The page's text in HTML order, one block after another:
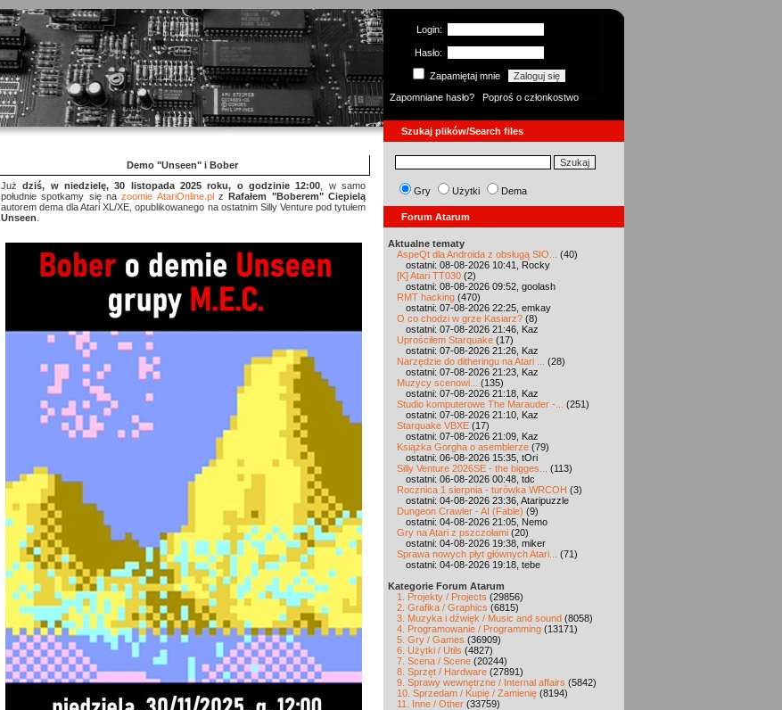
Login:
Hasło:
Zapamiętaj mnie
Zapomniane hasło?
Poproś o członkostwo
Szukaj plików/Search files
Demo "Unseen" i Bober
Jużdziś, w niedzielę, 30 listopada 2025 roku, o godzinie 12:00 , w samo
południe spotkamy się nazoomie AtariOnline.plzRafałem "Boberem" Ciepielą
autorem dema dla Atari XL/XE, opublikowanego na ostatnim Silly Venture pod tytułem
Unseen
Gry Użytki Dema
Forum Atarum
Aktualne tematy
AspeQt dla Androida z obsługą SIO...
(40)
ostatni: 08-08-2026 10:41, Rocky
[K] Atari TT030 (2)
ostatni: 08-08-2026 09:52, goolash
RMT hacking (470)
ostatni: 07-08-2026 22:25, emkay
O co chodzi w grze Kasiarz? (8)
ostatni: 07-08-2026 21:46, Kaz
Uprościłem Starquake (17)
ostatni: 07-08-2026 21:26, Kaz
Narzędzie do ditheringu na Atari ...
(28)
ostatni: 07-08-2026 21:23, Kaz
Muzycy scenowi...
(135)
ostatni: 07-08-2026 21:18, Kaz
Studio komputerowe The Marauder -...
(251)
ostatni: 07-08-2026 21:10, Kaz
Starquake VBXE (17)
ostatni: 07-08-2026 21:09, Kaz
Książka Gorgha o asemblerze (79)
ostatni: 06-08-2026 15:35, tOri
Silly Venture 2026SE - the bigges...
(113)
ostatni: 06-08-2026 00:48, tdc
Rocznica 1 sierpnia - turówka WRCOH (3)
ostatni: 04-08-2026 23:36, Ataripuzzle
Dungeon Crawler - AI (Fable) (9)
ostatni: 04-08-2026 21:05, Nemo
Gry na Atari z pszczołami (20)
ostatni: 04-08-2026 19:38, miker
Sprawa nowych płyt głównych Atari...
(71)
ostatni: 04-08-2026 19:18, tebe
Kategorie Forum Atarum
1. Projekty / Projects (29856)
2. Grafika / Graphics (6815)
3. Muzyka i dźwięk / Music and sound (8058)
4. Programowanie / Programming (13171)
5. Gry / Games (36909)
6. Użytki / Utils (4827)
7. Scena / Scene (20244)
8. Sprzęt / Hardware (27891)
9. Sprawy wewnętrzne / Internal affairs (5842)
10. Sprzedam / Kupię / Zamienię (8194)
11. Inne / Other (33759)